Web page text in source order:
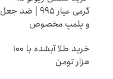
گرمی عیار ۹۹۵ | ضد جعل
و پلمپ مخصوص
خرید طلا آبشده با 100
هزار تومن